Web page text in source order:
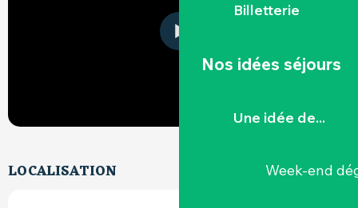
Billetterie
Nos idées séjours
Une idée de...
Week-end
LOCALISATION